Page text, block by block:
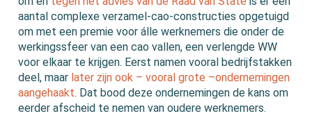
aantal complexe verzamel-cao-constructies opgetuigd
om met een premie voor álle werknemers die onder de
werkingssfeer van een cao vallen, een verlengde WW
voor elkaar te krijgen. Eerst namen vooral bedrijfstakken
deel, maar later zijn ook – vooral grote –ondernemingen
aangehaakt. Dat bood deze ondernemingen de kans om
eerder afscheid te nemen van oudere werknemers.